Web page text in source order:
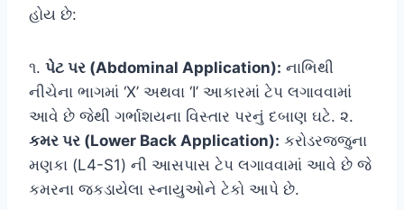
હોય છે:
૧. પેટ પર (Abdominal Application): નાભિથી
નીચેના ભાગમાં ‘X’ અથવા ‘I’ આકારમાં ટેપ લગાવવામાં
આવે છે જેથી ગર્ભાશયના વિસ્તાર પરનું દબાણ ઘટે. ૨.
કમર પર (Lower Back Application): કરોડરજ્જુના
મણકા (L4-S1) ની આસપાસ ટેપ લગાવવામાં આવે છે જે
કમરના જકડાયેલા સ્નાયુઓને ટેકો આપે છે.